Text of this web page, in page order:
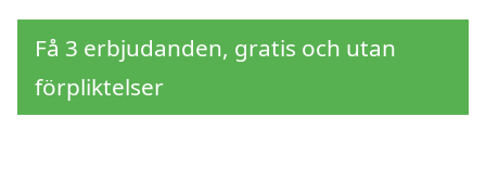
Få 3 erbjudanden, gratis och utan
förpliktelser